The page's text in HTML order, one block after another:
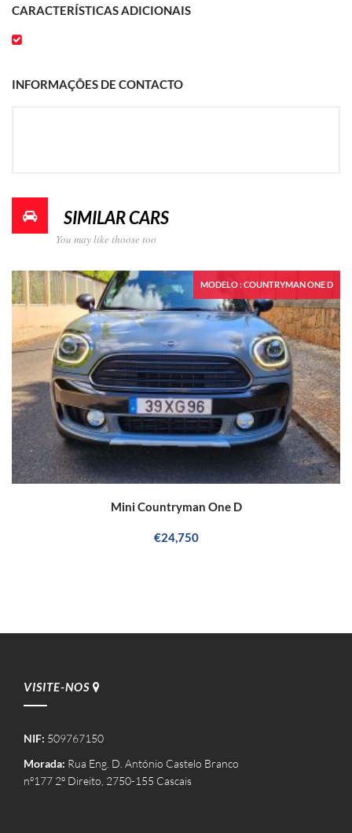
CARACTERÍSTICAS ADICIONAIS
INFORMAÇÕES DE CONTACTO
SIMILAR CARS
You may like thoose too
MODELO : COUNTRYMAN ONE D
Mini Countryman One D
€24,750
VISITE-NOS
NIF: 509767150
Morada: Rua Eng. D. António Castelo Branco
nº177 2º Direito, 2750-155 Cascais